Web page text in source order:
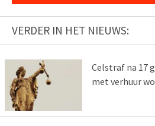
VERDER IN HET NIEUWS:
Celstraf na 17
met verhuur